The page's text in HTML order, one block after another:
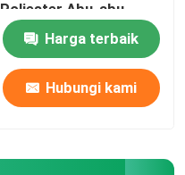
Poliester Abu-abu
Dinosaurus Mewah
28cm Harga terbaik
Hubungi kami